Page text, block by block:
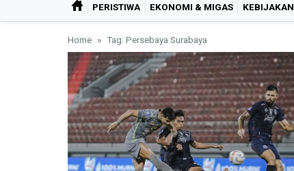
PERISTIWA EKONOMI & MIGAS KEBIJAKAN
Home Tag: Persebaya Surabaya